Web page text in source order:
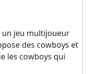
un jeu multijoueur
des cowboys et
les cowboys qui